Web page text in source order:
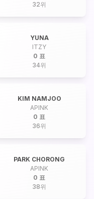
32위
YUNA
ITZY
0 표
34위
KIM NAMJOO
APINK
0 표
36위
PARK CHORONG
APINK
0 표
38위